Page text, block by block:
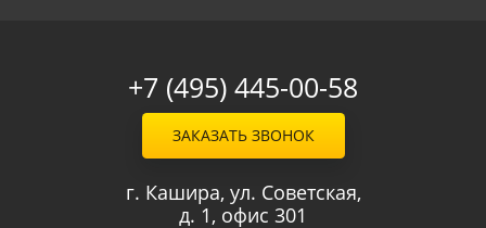
+7 (495) 445-00-58
ЗАКАЗАТЬ ЗВОНОК
г. Кашира, ул. Советская,
д. 1, офис 301